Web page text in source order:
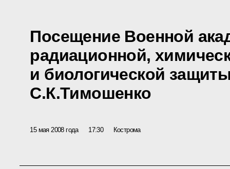
Посещение Военной
радиационной,
и биологической
С.К.Тимошенко
15 мая 2008 года 17:30 Кострома